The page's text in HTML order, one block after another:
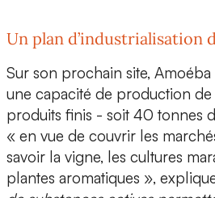
Un plan d’industrialisation
Sur son prochain site,
une capacité de production
produits finis - soit 40 tonnes
« en vue de couvrir les
savoir la vigne, les cultures
plantes aromatiques »,